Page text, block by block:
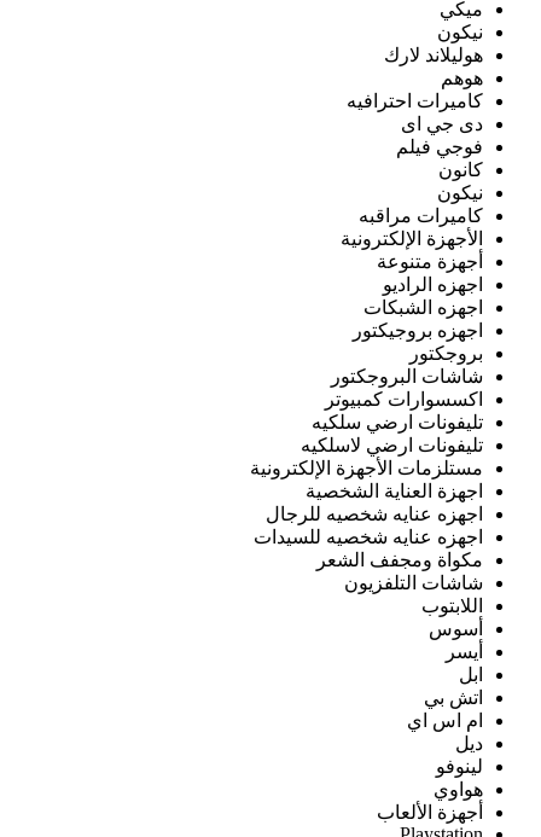
ميكي
نيكون
هوليلاند لارك
هوهم
كاميرات احترافيه
دى جي اى
فوجي فيلم
كانون
نيكون
كاميرات مراقبه
الأجهزة الإلكترونية
أجهزة متنوعة
اجهزه الراديو
اجهزه الشبكات
اجهزه بروجيكتور
بروجكتور
شاشات البروجكتور
اكسسوارات كمبيوتر
تليفونات ارضي سلكيه
تليفونات ارضي لاسلكيه
مستلزمات الأجهزة الإلكترونية
اجهزة العناية الشخصية
اجهزه عنايه شخصيه للرجال
اجهزه عنايه شخصيه للسيدات
مكواة ومجفف الشعر
شاشات التلفزيون
اللابتوب
أسوس
أيسر
ابل
اتش بي
ام اس اي
ديل
لينوفو
هواوي
أجهزة الألعاب